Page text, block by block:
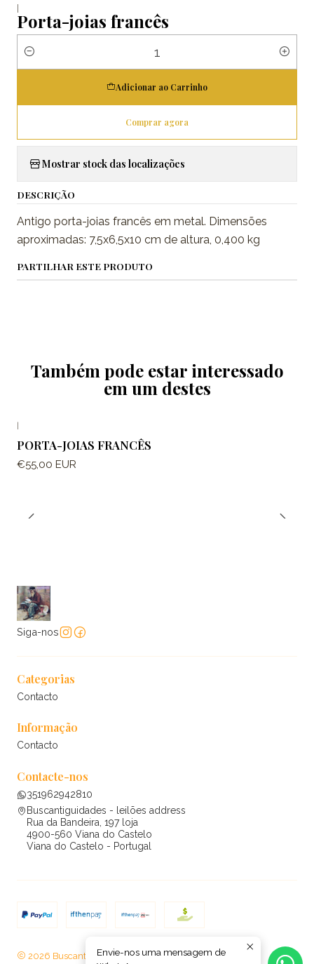
|
Porta-joias francês
Quantidade
Adicionar ao Carrinho
Comprar agora
Mostrar stock das localizações
DESCRIÇÃO
Antigo porta-joias francês em metal. Dimensões
aproximadas: 7,5x6,5x10 cm de altura, 0,400 kg
PARTILHAR ESTE PRODUTO
Também pode estar interessado
em um destes
|
PORTA-JOIAS FRANCÊS
€55,00 EUR
Siga-nos
Categorias
Contacto
Informação
Contacto
Contacte-nos
351962942810
Buscantiguidades - leilões address
Rua da Bandeira, 197 loja
4900-560 Viana do Castelo
Viana do Castelo - Portugal
2026 Buscantiguidades - leilões .
Envie-nos uma mensagem de